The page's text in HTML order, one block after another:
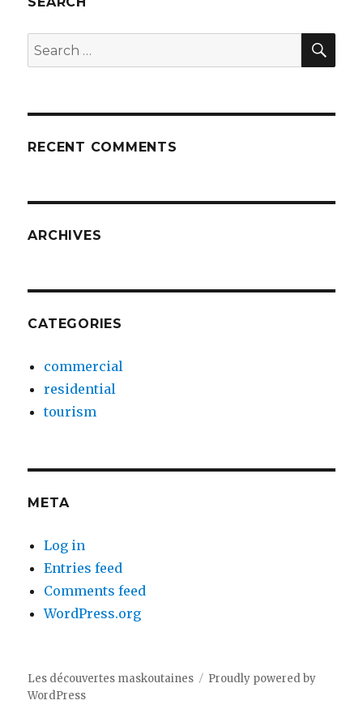
Search
for:
RECENT COMMENTS
ARCHIVES
CATEGORIES
commercial
residential
tourism
META
Log in
Entries feed
Comments feed
WordPress.org
Les découvertes maskoutaines
Proudly powered by
WordPress